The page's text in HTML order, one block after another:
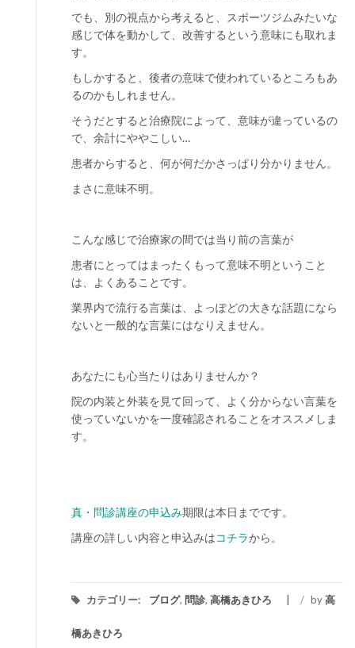
でも、別の視点から考えると、スポーツジムみたいな
感じで体を動かして、改善するという意味にも取れま
す。
もしかすると、後者の意味で使われているところもあ
るのかもしれません。
そうだとすると治療院によって、意味が違っているの
で、余計にややこしい…
患者からすると、何が何だかさっぱり分かりません。
まさに意味不明。
こんな感じで治療家の間では当り前の言葉が
患者にとってはまったくもって意味不明ということ
は、よくあることです。
業界内で流行る言葉は、よっぽどの大きな話題になら
ないと一般的な言葉にはなりえません。
あなたにも心当たりはありませんか？
院の内装と外装を見て回って、よく分からない言葉を
使っていないかを一度確認されることをオススメしま
す。
真・問診講座の申込み期限は本日までです。
講座の詳しい内容と申込みはコチラから。
カテゴリー: ブログ, 問診, 高橋あきひろ / by高
橋あきひろ